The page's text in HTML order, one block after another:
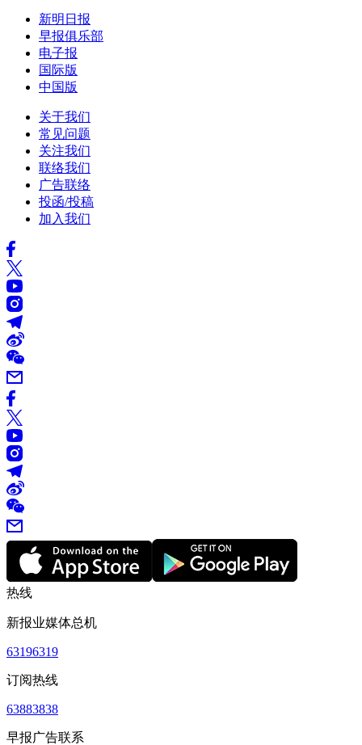
新明日报
早报俱乐部
电子报
国际版
中国版
关于我们
常见问题
关注我们
联络我们
广告联络
投函/投稿
加入我们
热线
新报业媒体总机
63196319
订阅热线
63883838
早报广告联系